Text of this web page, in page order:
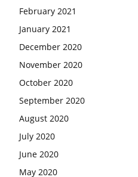
February 2021
January 2021
December 2020
November 2020
October 2020
September 2020
August 2020
July 2020
June 2020
May 2020